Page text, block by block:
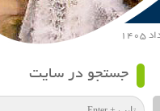
جستجو در سایت